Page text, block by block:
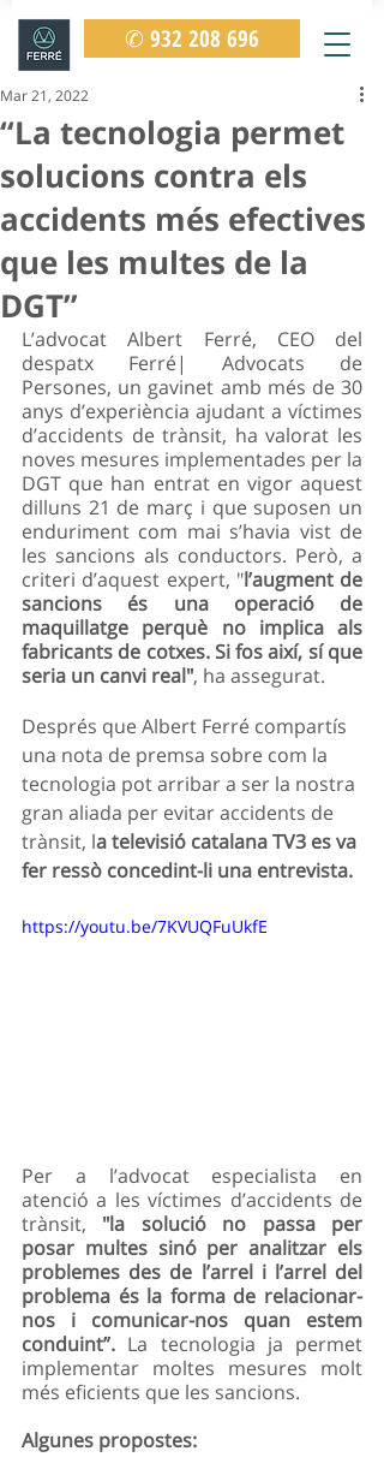
✆ 932 208 696
“La tecnologia permet
solucions contra els
accidents més efectives
que les multes de la
DGT”
Mar 21, 2022
L’advocat Albert Ferré, CEO del
despatx Ferré| Advocats de
Persones, un gavinet amb més de 30
anys d’experiència ajudant a víctimes
d’accidents de trànsit, ha valorat les
noves mesures implementades per la
DGT que han entrat en vigor aquest
dilluns 21 de març i que suposen un
enduriment com mai s’havia vist de
les sancions als conductors. Però, a
criteri d’aquest expert, "l’augment de
sancions és una operació de
maquillatge perquè no implica als
fabricants de cotxes. Si fos així, sí que
seria un canvi real", ha assegurat.
Després que Albert Ferré compartís
una nota de premsa sobre com la
tecnologia pot arribar a ser la nostra
gran aliada per evitar accidents de
trànsit, la televisió catalana TV3 es va
fer ressò concedint-li una entrevista.
https://youtu.be/7KVUQFuUkfE
Per a l’advocat especialista en
atenció a les víctimes d’accidents de
trànsit, "la solució no passa per
posar multes sinó per analitzar els
problemes des de l’arrel i l’arrel del
problema és la forma de relacionar-
nos i comunicar-nos quan estem
conduint”. La tecnologia ja permet
implementar moltes mesures molt
més eficients que les sancions.
Algunes propostes: